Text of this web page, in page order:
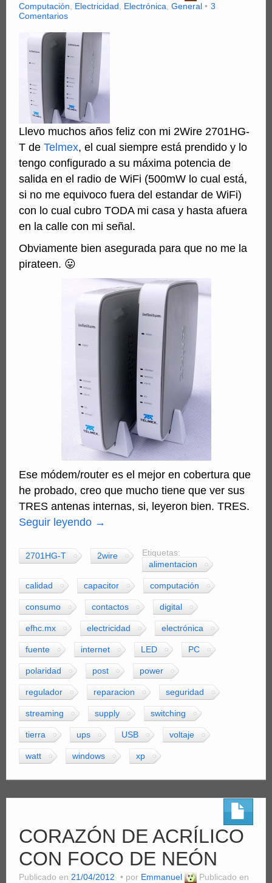
Computación Electricidad Electrónica General
3
Comentarios
Llevo muchos años feliz con mi 2Wire 2701HG-
T de Telmex, el cual siempre está prendido y lo
tengo configurado a su máxima potencia de
salida en el radio de WiFi (500mW lo cual está,
si no me equivoco fuera del estandar de WiFi)
con lo cual cubro TODA mi casa y hasta afuera
en la calle con mi señal.
Obviamente bien asegurada para que no me la
pirateen. 😛
Ese módem/router es el mejor en cobertura que
he probado, creo que mucho tiene que ver sus
TRES antenas internas, si, leyeron bien. TRES.
Seguir leyendo →
Etiquetas:
2701HG-T
2wire
alimentacion
calidad capacitor computación
consumo contactos digital
efhc.mx electricidad electrónica
fuente internet LED PC
polaridad post power
regulador reparacion seguridad
streaming supply switching
tierra ups USB voltaje
watt windows xp
CORAZÓN DE ACRÍLICO
CON FOCO DE NEÓN
Publicado en 21/04/2012 por Emmanuel
Publicado en